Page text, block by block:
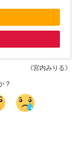
《宮内みりる》
？